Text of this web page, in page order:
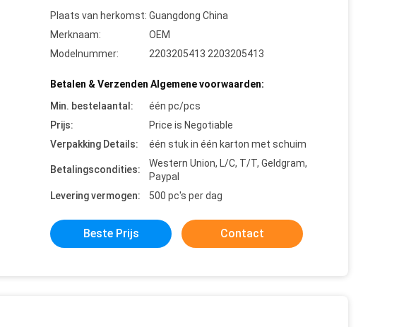
Plaats van herkomst: Guangdong China
Merknaam:
OEM
Modelnummer:
2203205413 2203205413
Betalen & Verzenden Algemene voorwaarden:
Min. bestelaantal:
één pc/pcs
Prijs:
Price is Negotiable
Verpakking Details:
één stuk in één karton met schuim
Betalingscondities:
Western Union, L/C, T/T, Geldgram,
Paypal
Levering vermogen:
500 pc's per dag
Beste Prijs Contact